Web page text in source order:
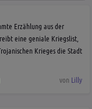
Erzählung aus der
eine geniale Kriegslist,
Krieges die Stadt
von Lilly